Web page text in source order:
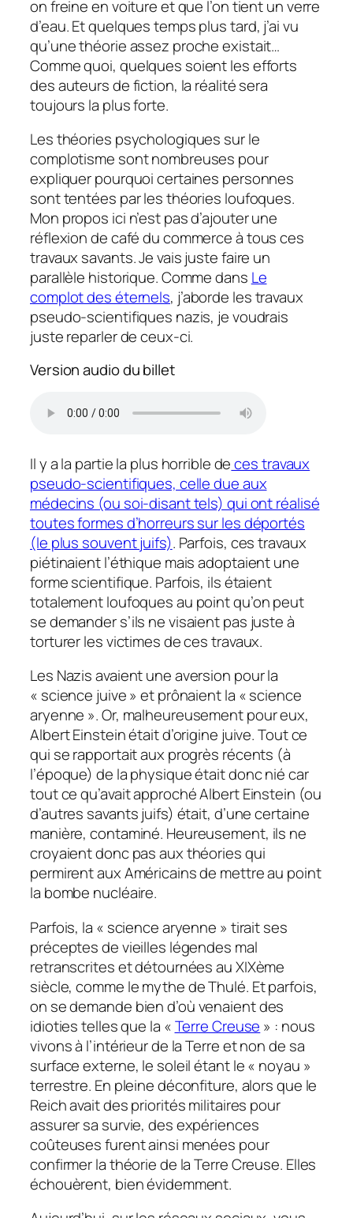
on freine en voiture et que l’on tient un verre
d’eau. Et quelques temps plus tard, j’ai vu
qu’une théorie assez proche existait…
Comme quoi, quelques soient les efforts
des auteurs de fiction, la réalité sera
toujours la plus forte.
Les théories psychologiques sur le
complotisme sont nombreuses pour
expliquer pourquoi certaines personnes
sont tentées par les théories loufoques.
Mon propos ici n’est pas d’ajouter une
réflexion de café du commerce à tous ces
travaux savants. Je vais juste faire un
parallèle historique. Comme dans Le
complot des éternels, j’aborde les travaux
pseudo-scientifiques nazis, je voudrais
juste reparler de ceux-ci.
Version audio du billet
Il y a la partie la plus horrible deces travaux
pseudo-scientifiques, celle due aux
médecins (ou soi-disant tels) qui ont réalisé
toutes formes d’horreurs sur les déportés
(le plus souvent juifs). Parfois, ces travaux
piétinaient l’éthique mais adoptaient une
forme scientifique. Parfois, ils étaient
totalement loufoques au point qu’on peut
se demander s’ils ne visaient pas juste à
torturer les victimes de ces travaux.
Les Nazis avaient une aversion pour la
« science juive » et prônaient la « science
aryenne ». Or, malheureusement pour eux,
Albert Einstein était d’origine juive. Tout ce
qui se rapportait aux progrès récents (à
l’époque) de la physique était donc nié car
tout ce qu’avait approché Albert Einstein (ou
d’autres savants juifs) était, d’une certaine
manière, contaminé. Heureusement, ils ne
croyaient donc pas aux théories qui
permirent aux Américains de mettre au point
la bombe nucléaire.
Parfois, la « science aryenne » tirait ses
préceptes de vieilles légendes mal
retranscrites et détournées au XIXème
siècle, comme le mythe de Thulé. Et parfois,
on se demande bien d’où venaient des
idioties telles que la «Terre Creuse » : nous
vivons à l’intérieur de la Terre et non de sa
surface externe, le soleil étant le « noyau »
terrestre. En pleine déconfiture, alors que le
Reich avait des priorités militaires pour
assurer sa survie, des expériences
coûteuses furent ainsi menées pour
confirmer la théorie de la Terre Creuse. Elles
échouèrent, bien évidemment.